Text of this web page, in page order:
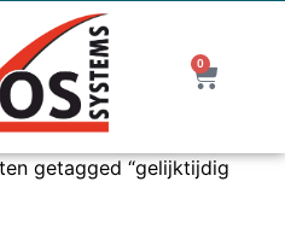
0
getagged “gelijktijdig